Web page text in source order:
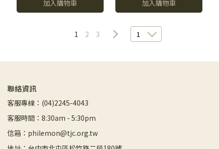
加入購物車 加入購物車
1 2 3 1
聯絡資訊
客服專線：(04)2245-4043
客服時間：8:30am - 5:30pm
信箱：philemon@tjc.org.tw